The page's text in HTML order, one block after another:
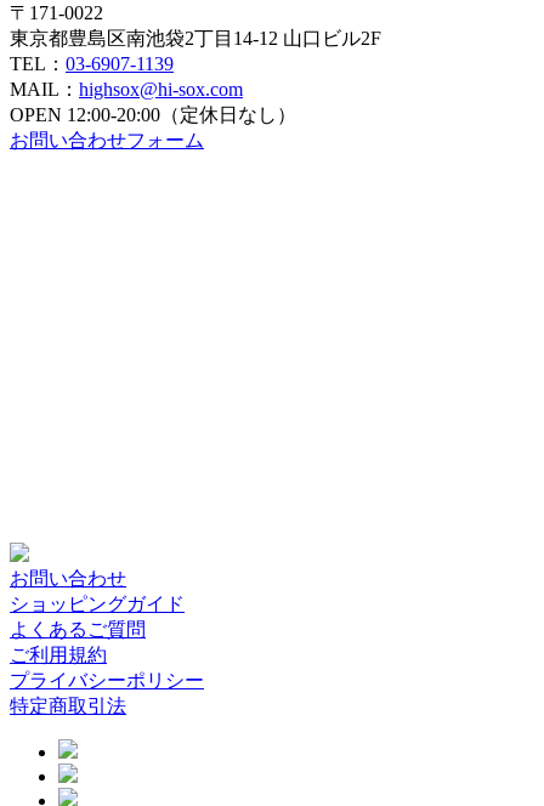
〒171-0022
東京都豊島区南池袋2丁目14-12 山口ビル2F
TEL： 03-6907-1139
MAIL： highsox@hi-sox.com
OPEN 12:00-20:00（定休日なし）
お問い合わせフォーム
お問い合わせ
ショッピングガイド
よくあるご質問
ご利用規約
プライバシーポリシー
特定商取引法